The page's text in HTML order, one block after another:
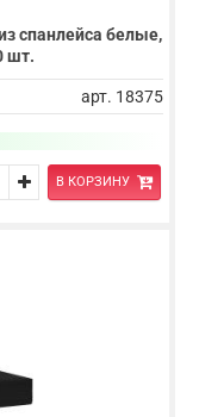
спанлейса белые,
шт.
арт. 18375
В КОРЗИНУ